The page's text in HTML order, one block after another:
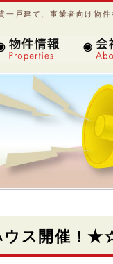
戸建て、事業者向け物件
情報 会社概
ウス開催！